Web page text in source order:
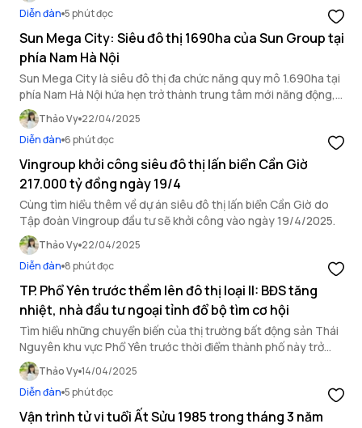
Diễn đàn 5 phút đọc
Sun Mega City: Siêu đô thị 1690ha của Sun Group tại
phía Nam Hà Nội
Sun Mega City là siêu đô thị đa chức năng quy mô 1.690ha tại
phía Nam Hà Nội hứa hẹn trở thành trung tâm mới năng động,
bền vững của Thủ đô.
Thảo Vy 22/04/2025
Diễn đàn 6 phút đọc
Vingroup khởi công siêu đô thị lấn biển Cần Giờ
217.000 tỷ đồng ngày 19/4
Cùng tìm hiểu thêm về dự án siêu đô thị lấn biển Cần Giờ do
Tập đoàn Vingroup đầu tư sẽ khởi công vào ngày 19/4/2025.
Thảo Vy 22/04/2025
Diễn đàn 8 phút đọc
TP. Phổ Yên trước thềm lên đô thị loại II: BĐS tăng
nhiệt, nhà đầu tư ngoại tỉnh đổ bộ tìm cơ hội
Tìm hiểu những chuyển biến của thị trường bất động sản Thái
Nguyên khu vực Phổ Yên trước thời điểm thành phố này trở
thành đô thị loại II vào năm 2025.
Thảo Vy 14/04/2025
Diễn đàn 5 phút đọc
Vận trình tử vi tuổi Ất Sửu 1985 trong tháng 3 năm